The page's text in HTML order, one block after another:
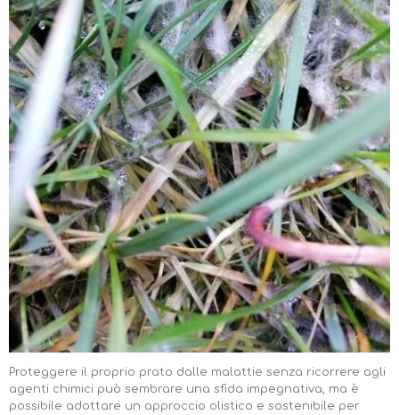
Proteggere il proprio prato dalle malattie senza ricorrere agli
agenti chimici può sembrare una sfida impegnativa, ma è
possibile adottare un approccio olistico e sostenibile per